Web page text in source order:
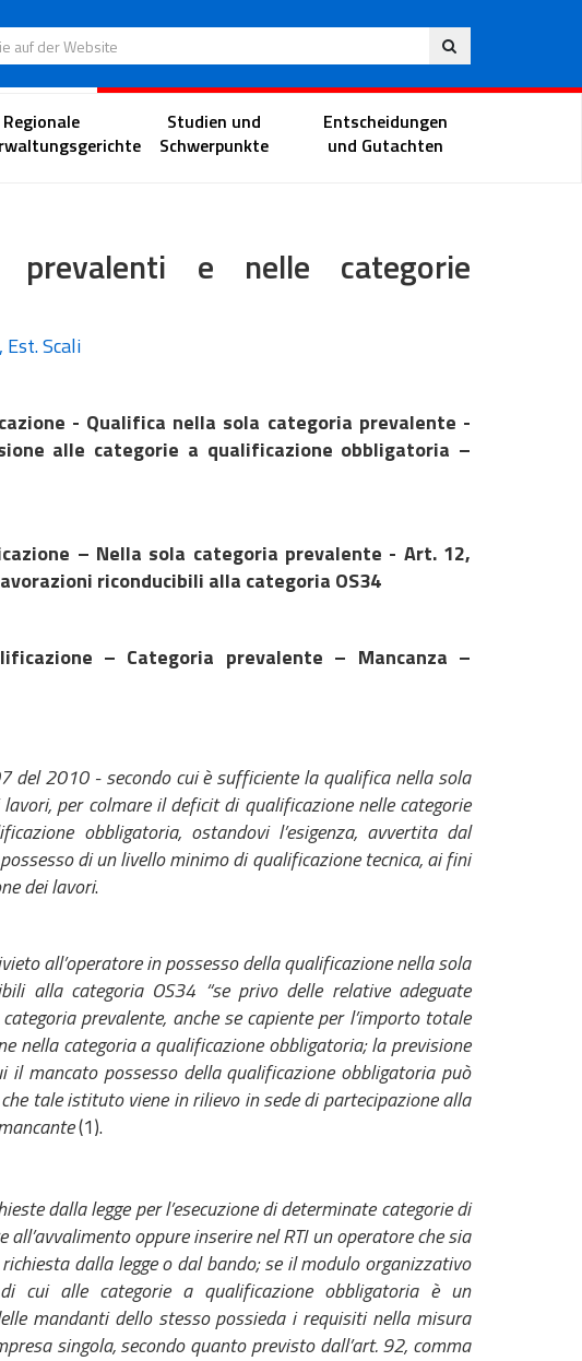
Deu
auf der Website
Richterportal
Regionale
Studien und
Schwerpunkte
Entscheidungen
und Gutachten
prevalenti e nelle categorie
Scali
- Qualifica nella sola categoria prevalente -
alle categorie a qualificazione obbligatoria –
– Nella sola categoria prevalente - Art. 12,
riconducibili alla categoria OS34
– Categoria prevalente – Mancanza –
del 2010 - secondo cui è sufficiente la qualifica nella sola
per colmare il deficit di qualificazione nelle categorie
obbligatoria, ostandovi l’esigenza, avvertita dal
di un livello minimo di qualificazione tecnica, ai fini
dei lavori.
all’operatore in possesso della qualificazione nella sola
alla categoria OS34 “se privo delle relative adeguate
prevalente, anche se capiente per l’importo totale
nella categoria a qualificazione obbligatoria; la previsione
mancato possesso della qualificazione obbligatoria può
tale istituto viene in rilievo in sede di partecipazione alla
(1).
dalla legge per l’esecuzione di determinate categorie di
oppure inserire nel RTI un operatore che sia
dalla legge o dal bando; se il modulo organizzativo
cui alle categorie a qualificazione obbligatoria è un
mandanti dello stesso possieda i requisiti nella misura
singola, secondo quanto previsto dall’art. 92, comma